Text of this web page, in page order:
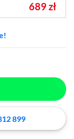
689 zł
899